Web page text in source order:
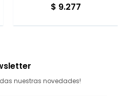
$ 9.277
nuestras novedades!